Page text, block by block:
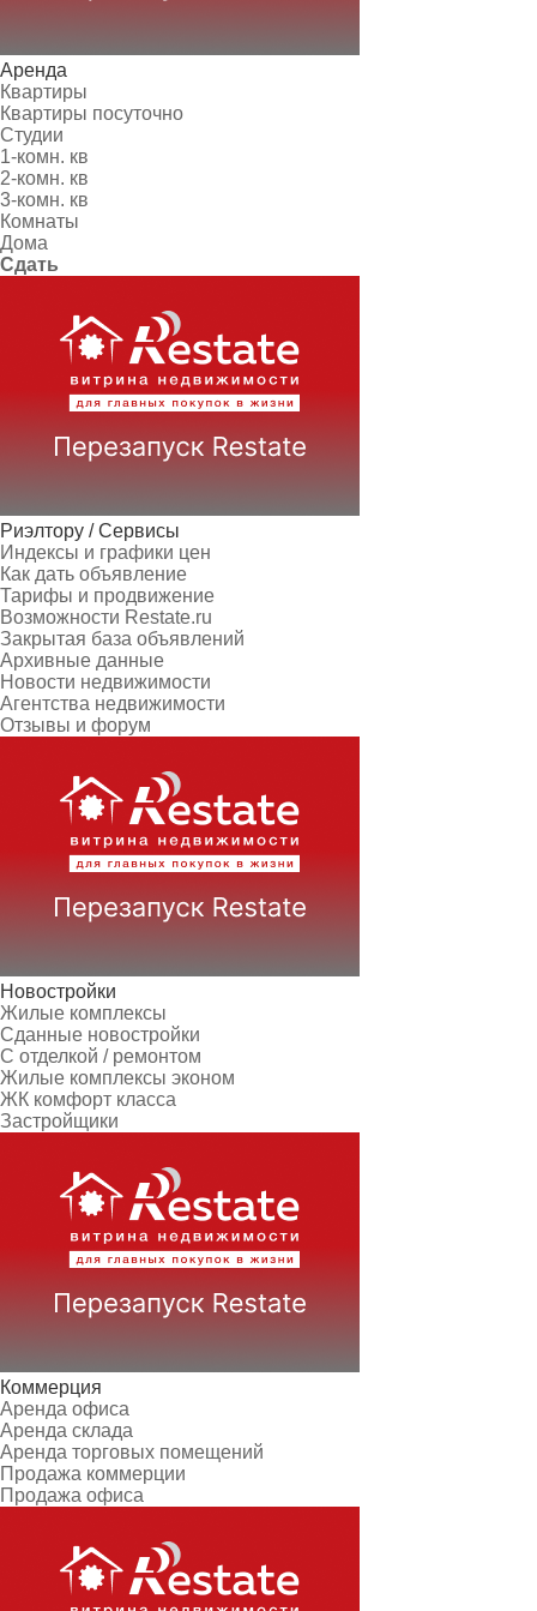
Аренда
Квартиры
Квартиры посуточно
Студии
1-комн. кв
2-комн. кв
3-комн. кв
Комнаты
Дома
Сдать
Риэлтору / Сервисы
Индексы и графики цен
Как дать объявление
Тарифы и продвижение
Возможности Restate.ru
Закрытая база объявлений
Архивные данные
Новости недвижимости
Агентства недвижимости
Отзывы и форум
Новостройки
Жилые комплексы
Сданные новостройки
С отделкой / ремонтом
Жилые комплексы эконом
ЖК комфорт класса
Застройщики
Коммерция
Аренда офиса
Аренда склада
Аренда торговых помещений
Продажа коммерции
Продажа офиса